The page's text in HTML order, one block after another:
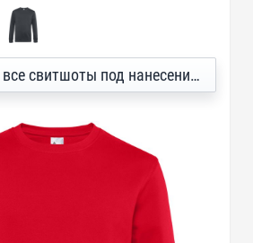
. . . смотреть все свитшоты под нанесение логотипа